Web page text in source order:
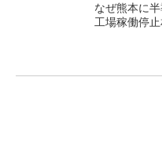
なぜ熊本に
工場稼働停